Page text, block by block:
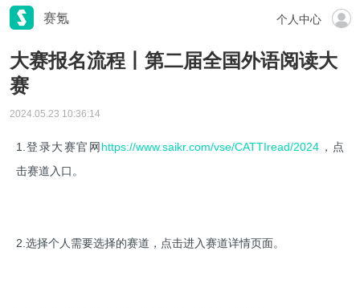
赛氪 个人中心
大赛报名流程丨第二届全国外语阅读大
赛
2024.05.23 10:36:14
1.登录大赛官网 https://www.saikr.com/vse/CATTIread/2024 ，点
击赛道入口。
2.选择个人需要选择的赛道，点击进入赛道详情页面。